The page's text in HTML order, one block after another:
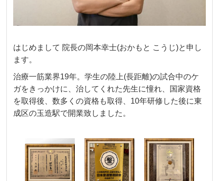
はじめまして 院長の岡本幸士(おかもと こうじ)と申し
ます。
治療一筋業界19年。学生の陸上(長距離)の試合中のケ
ガをきっかけに、治してくれた先生に憧れ、
国家資格
を取得後、数多くの資格も取得、10年研修した後に東
成区の玉造駅で開業致しました。